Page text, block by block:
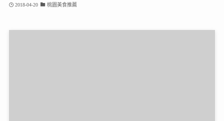
2018-04-20 桃園美食推薦